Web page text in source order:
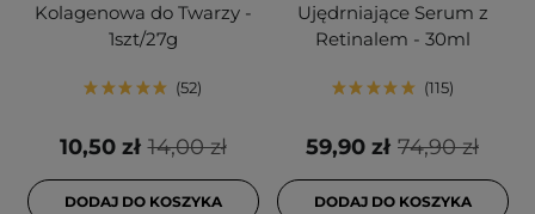
Kolagenowa do Twarzy -
1szt/27g
52
14,00 zł
10,50 zł
DODAJ DO KOSZYKA
Ujędrniające Serum z
Retinalem - 30ml
115
74,90 zł
59,90 zł
DODAJ DO KOSZYKA